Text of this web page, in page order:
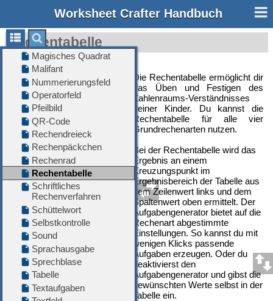
Worksheet Crafter Handbuch
Rechentabelle
Die Rechentabelle ermöglicht dir
das Üben und Festigen des
Zahlenraums-Verständnisses
deiner Kinder. Du kannst die
Rechentabelle für alle vier
Grundrechenarten nutzen.
Bei der Rechentabelle wird das
Ergebnis an einem
Kreuzungspunkt im
Ergebnisbereich der Tabelle aus
dem Zeilenwert links und dem
Spaltenwert oben ermittelt. Der
Aufgabengenerator bietet auf die
Rechenart abgestimmte
Einstellungen. So kannst du mit
wenigen Klicks passende
Aufgaben erzeugen. Oder du
deaktivierst den
Aufgabengenerator und gibst die
gewünschten Werte selbst in der
Tabelle ein.